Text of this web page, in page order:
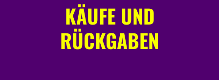
KÄUFE UND
RÜCKGABEN